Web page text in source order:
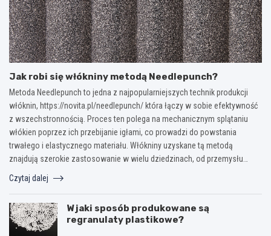
Jak robi się włókniny metodą Needlepunch?
Metoda Needlepunch to jedna z najpopularniejszych technik produkcji
włóknin, https://novita.pl/needlepunch/ która łączy w sobie efektywność
z wszechstronnością. Proces ten polega na mechanicznym splątaniu
włókien poprzez ich przebijanie igłami, co prowadzi do powstania
trwałego i elastycznego materiału. Włókniny uzyskane tą metodą
znajdują szerokie zastosowanie w wielu dziedzinach, od przemysłu…
Czytaj dalej
W jaki sposób produkowane są
regranulaty plastikowe?